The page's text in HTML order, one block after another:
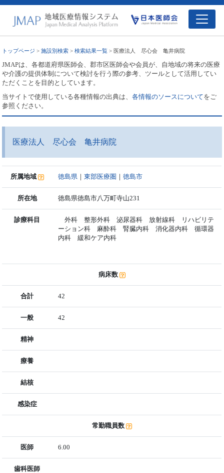
トップページ >施設別検索 >検索結果一覧 > 医療法人 尽心会 亀井病院
JMAPは、各都道府県医師会、郡市区医師会や会員が、自地域の将来の医療
や介護の提供体制について検討を行う際の参考、ツールとして活用してい
ただくことを目的としています。
当サイトで使用している各種情報の出典は、各情報のソースについてをご
参照ください。
医療法人 尽心会 亀井病院
所属地域 徳島県 ｜東部医療圏 ｜徳島市
所在地 徳島県徳島市八万町寺山231
診療科目
外科 整形外科 泌尿器科 放射線科 リハビリテ
ーション科 麻酔科 腎臓内科 消化器内科 循環器
内科 緩和ケア内科
病床数
合計 42
一般 42
精神
療養
結核
感染症
常勤職員数
医師 6.00
歯科医師